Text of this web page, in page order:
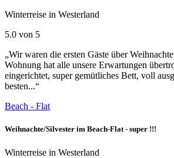
Winterreise in Westerland
5.0 von 5
„Wir waren die ersten Gäste über
Wohnung hat alle unsere Erwartungen
eingerichtet, super gemütliches Bett, voll
besten...“
Beach - Flat
Weihnachte/Silvester im Beach-Flat - super !!!
Winterreise in Westerland